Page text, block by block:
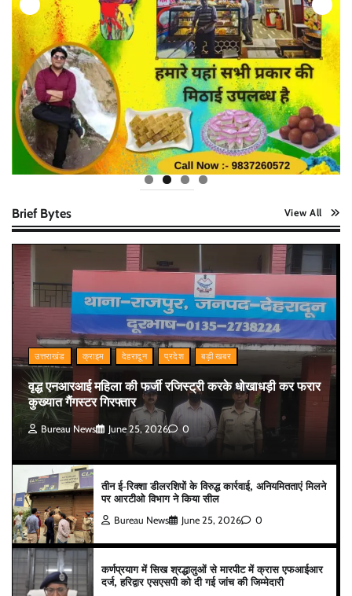
Brief Bytes View All
उत्तराखंड क्राइम देहरादून प्रदेश बड़ी खबर
वृद्ध एनआरआई महिला की फर्जी रजिस्ट्री करके धोखाधड़ी कर फरार
कुख्यात गैंगस्टर गिरफ्तार
Bureau News June 25, 2026 0
तीन ई-रिक्शा डीलरशिपों के विरुद्ध कार्रवाई, अनियमितताएं मिलने
पर आरटीओ विभाग ने किया सील
Bureau News June 25, 2026 0
कर्णप्रयाग में सिख श्रद्धालुओं से मारपीट में क्रास एफआईआर
दर्ज, हरिद्वार एसएसपी को दी गई जांच की जिम्मेदारी